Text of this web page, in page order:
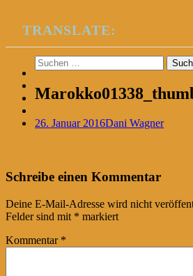
TRANSLATE:
Suchen
nach:
26. Januar 2016Dani Wagner
Post
navigation
←
Schreibe einen Kommentar
Deine E-Mail-Adresse wird nicht
Felder sind mit * markiert
Kommentar *